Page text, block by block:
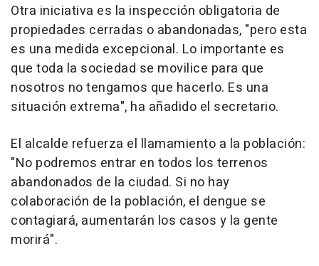
Otra iniciativa es la inspección obligatoria de
propiedades cerradas o abandonadas, "pero esta
es una medida excepcional. Lo importante es
que toda la sociedad se movilice para que
nosotros no tengamos que hacerlo. Es una
situación extrema", ha añadido el secretario.
El alcalde refuerza el llamamiento a la población:
"No podremos entrar en todos los terrenos
abandonados de la ciudad. Si no hay
colaboración de la población, el dengue se
contagiará, aumentarán los casos y la gente
morirá".